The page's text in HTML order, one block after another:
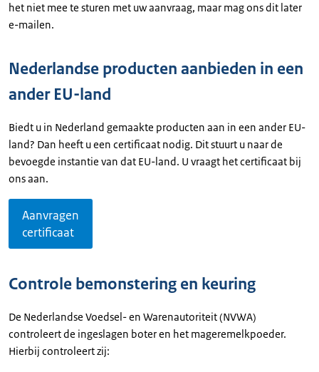
het niet mee te sturen met uw aanvraag, maar mag ons dit later
e-mailen.
Nederlandse producten aanbieden in een
ander EU-land
Biedt u in Nederland gemaakte producten aan in een ander EU-
land? Dan heeft u een certificaat nodig. Dit stuurt u naar de
bevoegde instantie van dat EU-land. U vraagt het certificaat bij
ons aan.
Aanvragen
certificaat
Controle bemonstering en keuring
De Nederlandse Voedsel- en Warenautoriteit (NVWA)
controleert de ingeslagen boter en het mageremelkpoeder.
Hierbij controleert zij: